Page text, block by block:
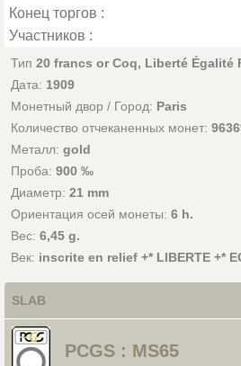
Конец торгов :
Участников :
Тип 20 francs or Coq, Liberté Égalité
Дата: 1909
Монетный двор / Город: Paris
Количество отчеканенных монет:
Металл: gold
Проба: 900 ‰
Диаметр: 21 mm
Ориентация осей монеты: 6 h.
Вес: 6,45 g.
Век: inscrite en relief +* LIBERTE +*
SLAB
PCGS : MS65